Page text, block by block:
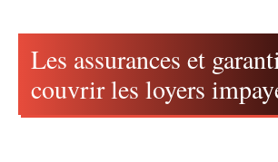
Les assurances et
couvrir les loyers